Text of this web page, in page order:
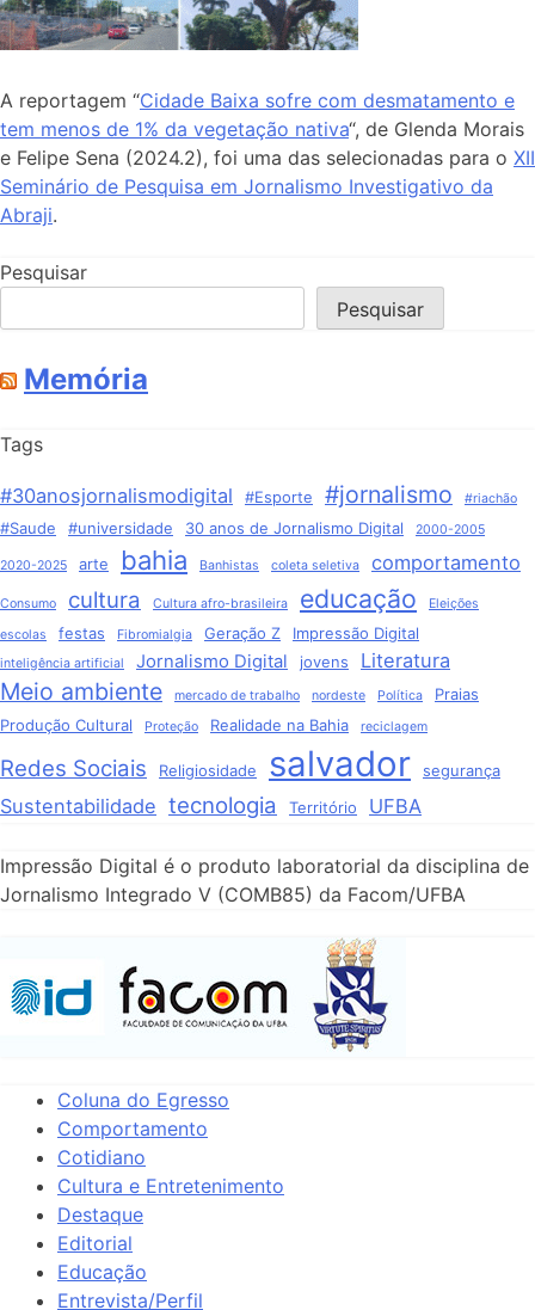
A reportagem “Cidade Baixa sofre com desmatamento e
tem menos de 1% da vegetação nativa“, de Glenda Morais
e Felipe Sena (2024.2), foi uma das selecionadas para o XII
Seminário de Pesquisa em Jornalismo Investigativo da
Abraji.
Pesquisar
Pesquisar
Memória
Tags
#30anosjornalismodigital #Esporte #jornalismo #riachão
#Saude #universidade 30 anos de Jornalismo Digital 2000-2005
2020-2025 arte bahia Banhistas coleta seletiva comportamento
Consumo cultura Cultura afro-brasileira educação
Eleições
escolas
festas Fibromialgia Geração Z Impressão Digital
inteligência artificial Jornalismo Digital jovens Literatura
Meio ambiente mercado de trabalho nordeste Política
Praias
Produção Cultural
Proteção Realidade na Bahia reciclagem
Redes Sociais Religiosidade salvador segurança
Sustentabilidade tecnologia Território UFBA
Impressão Digital é o produto laboratorial da disciplina de
Jornalismo Integrado V (COMB85) da Facom/UFBA
Coluna do Egresso
Comportamento
Cotidiano
Cultura e Entretenimento
Destaque
Editorial
Educação
Entrevista/Perfil